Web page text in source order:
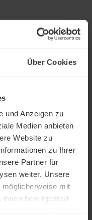
Über Cookies
und Anzeigen zu
Medien anbieten
Website zu
zu Ihrer
Partner für
weiter. Unsere
mit
bereitgestellt
und
Führungskräfte
für
im Jahr 2025